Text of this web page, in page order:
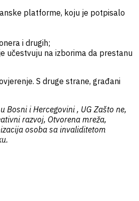
platforme, koju je potpisalo
i drugih;
učestvuju na izborima da prestanu
S druge strane, građani
i Hercegovini , UG Zašto ne,
razvoj, Otvorena mreža,
osoba sa invaliditetom